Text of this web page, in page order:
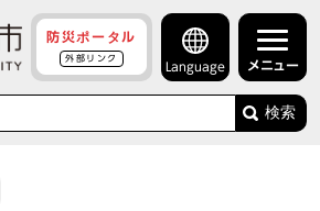
防災ポータル
外部リンク
Language メニュー
検索